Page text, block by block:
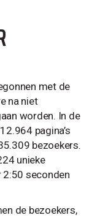
met de
na niet
worden. In de
pagina’s
bezoekers.
unieke
2:50 seconden
de bezoekers,